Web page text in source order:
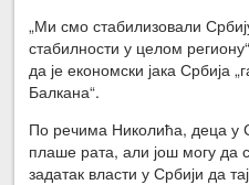
„Ми смо стабилизовали
стабилности у целом
да је економски јака Србија
Балкана“.
По речима Николића, деца у
плаше рата, али још могу да
задатак власти у Србији да